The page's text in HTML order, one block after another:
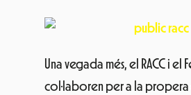
Una vegada més, el RACC i el
col·laboren per a la